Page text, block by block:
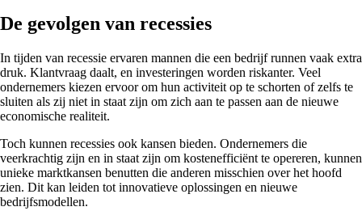
De gevolgen van recessies
In tijden van recessie ervaren mannen die een bedrijf runnen vaak extra
druk. Klantvraag daalt, en investeringen worden riskanter. Veel
ondernemers kiezen ervoor om hun activiteit op te schorten of zelfs te
sluiten als zij niet in staat zijn om zich aan te passen aan de nieuwe
economische realiteit.
Toch kunnen recessies ook kansen bieden. Ondernemers die
veerkrachtig zijn en in staat zijn om kostenefficiënt te opereren, kunnen
unieke marktkansen benutten die anderen misschien over het hoofd
zien. Dit kan leiden tot innovatieve oplossingen en nieuwe
bedrijfsmodellen.